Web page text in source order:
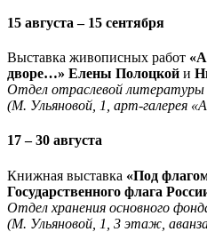
15 августа – 15 сентября
Выставка живописных работ
дворе…» Елены Полоцкой и
Отдел отраслевой литературы
(М. Ульяновой, 1, арт-галерея
17 – 30 августа
Книжная выставка «Под
Государственного флага
Отдел хранения основного
(М. Ульяновой, 1, 3 этаж,